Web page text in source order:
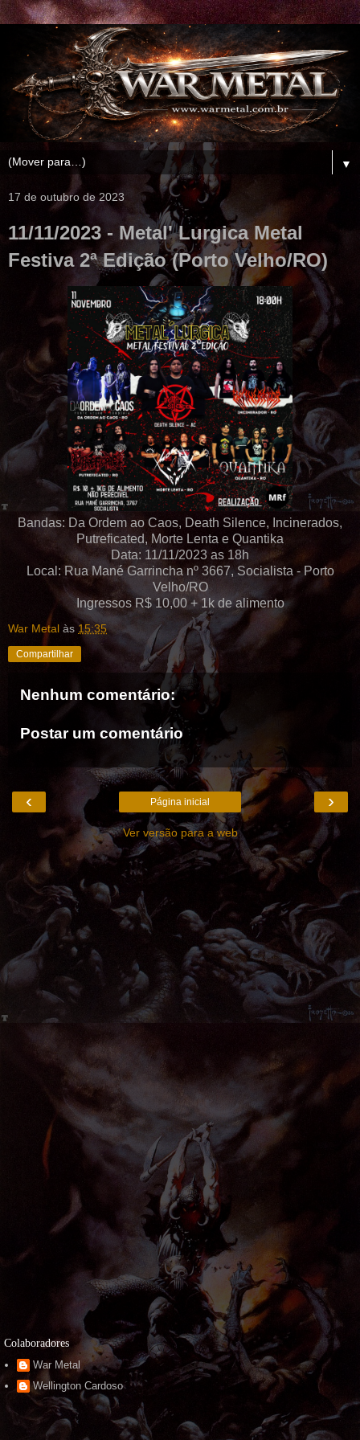
▼
17 de outubro de 2023
11/11/2023 - Metal' Lurgica Metal
Festiva 2ª Edição (Porto Velho/RO)
Bandas: Da Ordem ao Caos, Death Silence, Incinerados,
Putreficated, Morte Lenta e Quantika
Data: 11/11/2023 as 18h
Local: Rua Mané Garrincha nº 3667, Socialista - Porto
Velho/RO
Ingressos R$ 10,00 + 1k de alimento
War Metal às 15:35
Compartilhar
Nenhum comentário:
Postar um comentário
‹ ›
Página inicial
Ver versão para a web
Colaboradores
War Metal
Wellington Cardoso